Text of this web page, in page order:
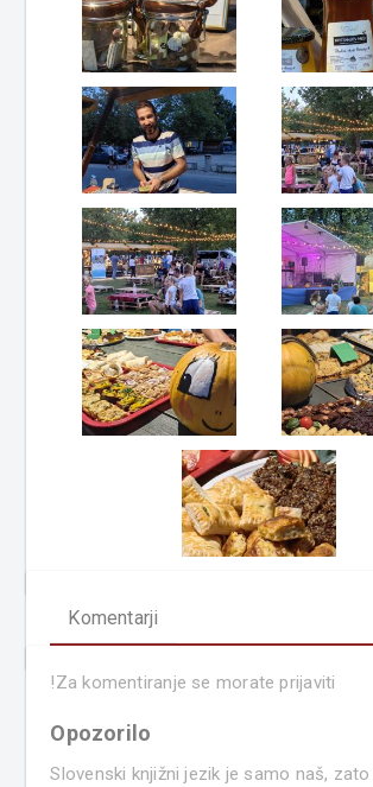
Komentarji
!Za komentiranje se morate prijaviti
Opozorilo
Slovenski knjižni jezik je samo naš,